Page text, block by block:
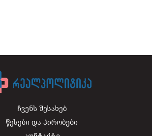
ჩვენს შესახებ
წესები და პირობები